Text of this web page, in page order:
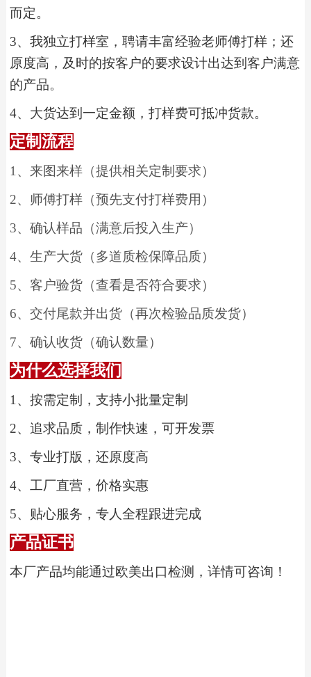
而定。
3、我独立打样室，聘请丰富经验老师傅打样；还
原度高，及时的按客户的要求设计出达到客户满意
的产品。
4、 大货达到一定金额，打样费可抵冲货款。
定制流程
1 、 来图来样（提供相关定制要求）
2、 师傅打样（预先支付打样费用）
3、 确认样品（满意后投入生产）
4、 生产大货（多道质检保障品质）
5、 客户验货（查看是否符合要求）
6、 交付尾款并出货（再次检验品质发货）
7、 确认收货（确认数量）
为什么选择我们
1、 按需定制，支持小批量定制
2、 追求品质，制作快速，可开发票
3、 专业打版，还原度高
4、 工厂直营，价格实惠
5、 贴心服务，专人全程跟进完成
产品证书
本厂产品均能通过欧美出口检测，详情可咨询！